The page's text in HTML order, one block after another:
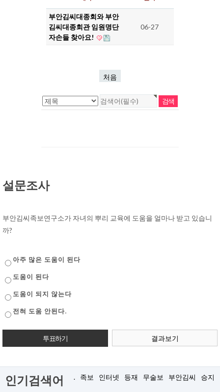
부안김씨대종회와 부안
김씨대종회관 임원명단
자손들 찾아요!
06-27
처음
설문조사
부안김씨족보연구소가 자녀의 뿌리 교육에 도움을 얼마나 받고 있습니
까?
아주 많은 도움이 된다
도움이 된다
도움이 되지 않는다
전혀 도움 안된다.
결과보기
인기검색어 . 족보 인터넷 등재 무술보 부안김씨 승지